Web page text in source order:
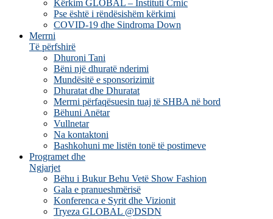
Kërkim GLOBAL – Instituti Crnic
Pse është i rëndësishëm kërkimi
COVID-19 dhe Sindroma Down
Merrni
Të përfshirë
Dhuroni Tani
Bëni një dhuratë nderimi
Mundësitë e sponsorizimit
Dhuratat dhe Dhuratat
Merrni përfaqësuesin tuaj të SHBA në bord
Bëhuni Anëtar
Vullnetar
Na kontaktoni
Bashkohuni me listën tonë të postimeve
Programet dhe
Ngjarjet
Bëhu i Bukur Behu Vetë Show Fashion
Gala e pranueshmërisë
Konferenca e Syrit dhe Vizionit
Tryeza GLOBAL @DSDN